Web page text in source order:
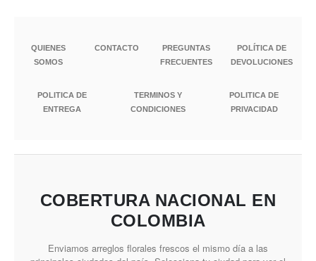
QUIENES
SOMOS
CONTACTO
PREGUNTAS
FRECUENTES
POLÍTICA DE
DEVOLUCIONES
POLITICA DE
ENTREGA
TERMINOS Y
CONDICIONES
POLITICA DE
PRIVACIDAD
COBERTURA NACIONAL EN
COLOMBIA
Enviamos arreglos florales frescos el mismo día a las